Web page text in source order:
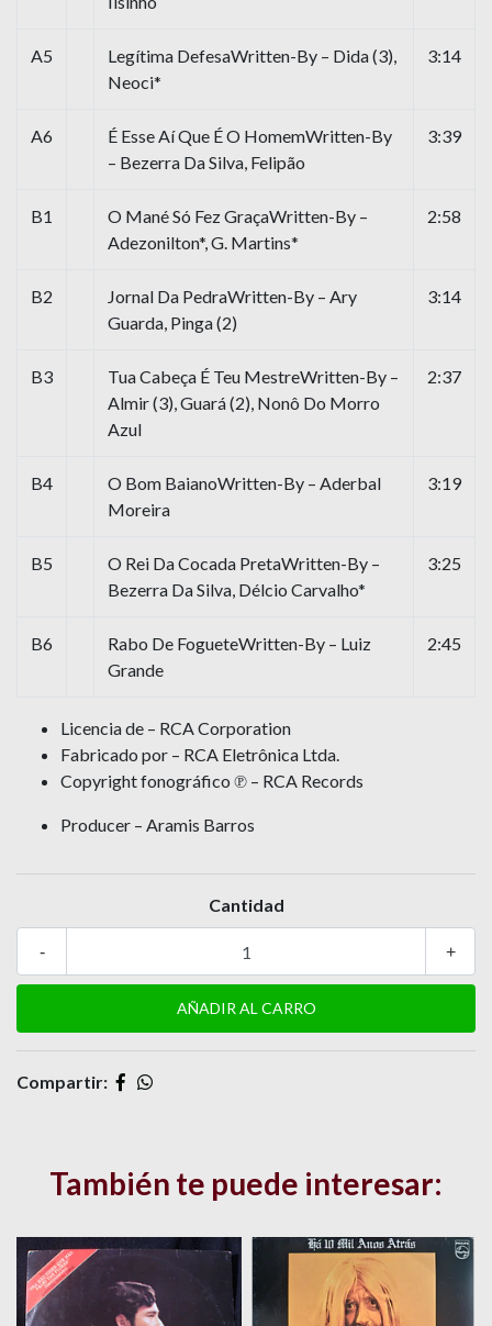
A5
Legítima DefesaWritten-By – Dida (3),
Neoci*
3:14
A6
É Esse Aí Que É O HomemWritten-By
– Bezerra Da Silva, Felipão
3:39
B1
O Mané Só Fez GraçaWritten-By –
Adezonilton*, G. Martins*
2:58
B2
Jornal Da PedraWritten-By – Ary
Guarda, Pinga (2)
3:14
B3
Tua Cabeça É Teu MestreWritten-By –
Almir (3), Guará (2), Nonô Do Morro
Azul
2:37
B4
O Bom BaianoWritten-By – Aderbal
Moreira
3:19
B5
O Rei Da Cocada PretaWritten-By –
Bezerra Da Silva, Délcio Carvalho*
3:25
B6
Rabo De FogueteWritten-By – Luiz
Grande
2:45
Licencia de – RCA Corporation
Fabricado por – RCA Eletrônica Ltda.
Copyright fonográfico ℗ – RCA Records
Producer – Aramis Barros
Cantidad
+
-
Compartir:
También te puede interesar: